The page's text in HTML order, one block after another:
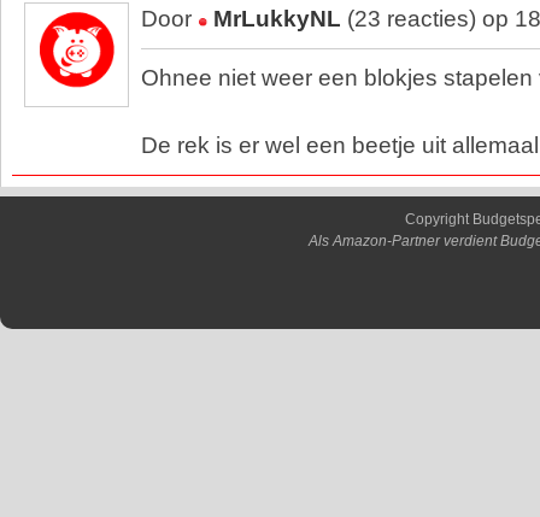
Door MrLukkyNL (23 reacties) op
Ohnee niet weer een blokjes stapelen
De rek is er wel een beetje uit
Copyright
Als Amazon-Partner verdient